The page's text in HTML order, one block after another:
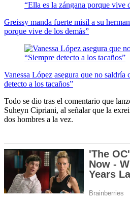
Greissy manda fuerte misil a su
porque vive de los demás”
Vanessa López asegura que no saldría
detecto a los tacaños”
Todo se dio tras el comentario que
Suheyn Cipriani, al señalar que la
dos hombres a la vez.